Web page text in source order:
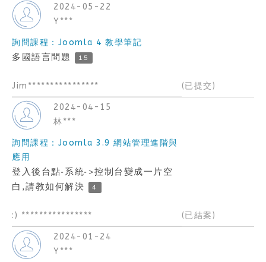
2024-05-22
Y***
詢問課程：Joomla 4 教學筆記
多國語言問題 15
Jim**************** (已提交)
2024-04-15
林***
詢問課程：Joomla 3.9 網站管理進階與
應用
登入後台點-系統->控制台變成一片空
白,請教如何解決
4
:) **************** (已結案)
2024-01-24
Y***